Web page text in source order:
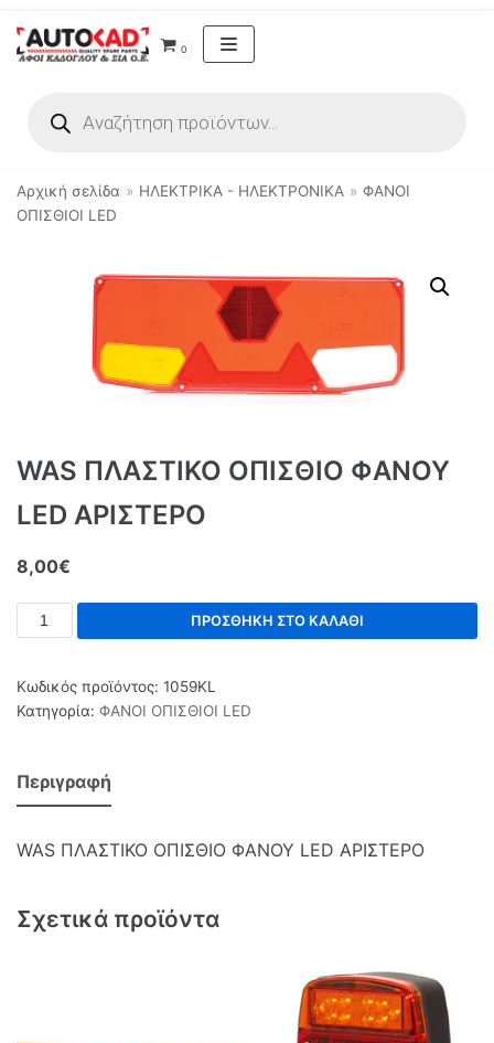
Μεταπηδήστε
στο
0
Αρχική σελίδα » ΗΛΕΚΤΡΙΚΑ - ΗΛΕΚΤΡΟΝΙΚΑ » ΦΑΝΟΙ
ΟΠΙΣΘΙΟΙ LED
WAS ΠΛΑΣΤΙΚΟ ΟΠΙΣΘΙΟ ΦΑΝΟΥ
LED ΑΡΙΣΤΕΡΟ
8,00€
ΠΡΟΣΘΉΚΗ ΣΤΟ ΚΑΛΆΘΙ
Κωδικός προϊόντος: 1059KL
Κατηγορία: ΦΑΝΟΙ ΟΠΙΣΘΙΟΙ LED
Περιγραφή
WAS ΠΛΑΣΤΙΚΟ ΟΠΙΣΘΙΟ ΦΑΝΟΥ LED ΑΡΙΣΤΕΡΟ
Σχετικά προϊόντα